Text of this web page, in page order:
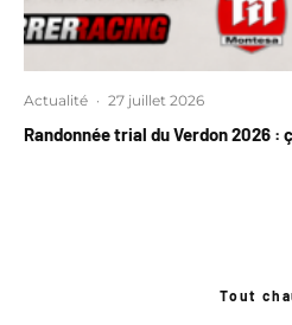
Actualité · 27 juillet 2026
Randonnée trial du Verdon 2026 :
Tout